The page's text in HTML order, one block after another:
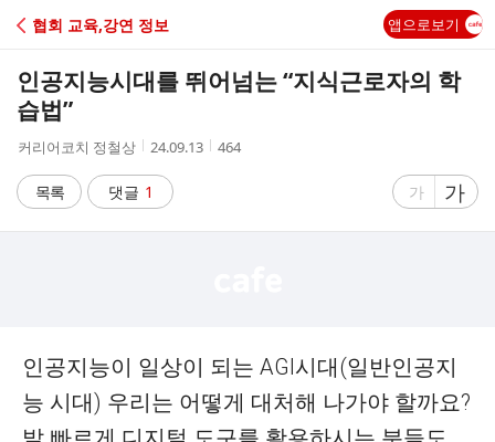
C
A
협회 교육,강연 정보 앱으로보기
인공지능시대를 뛰어넘는 “지식근로자의 학
습법”
작
자
커리어코치 정철상
작
시
간
24.09.13
조
464
목록 댓글 1
글
게
가
글
자
게
가
인공지능이 일상이 되는 AGI시대(일반인공지
능 시대) 우리는 어떻게 대처해 나가야 할까요?